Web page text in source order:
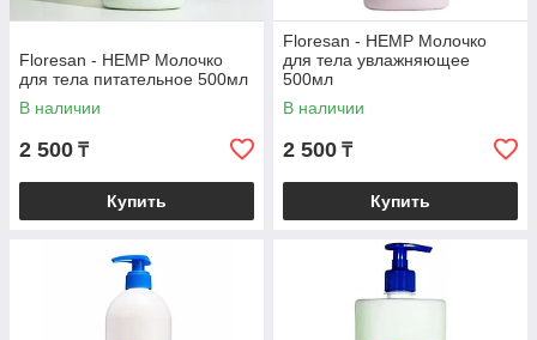
Floresan - HEMP Молочко
для тела питательное 500мл
В наличии
2 500 ₸
Купить
Floresan - HEMP Молочко
для тела увлажняющее
500мл
В наличии
2 500 ₸
Купить